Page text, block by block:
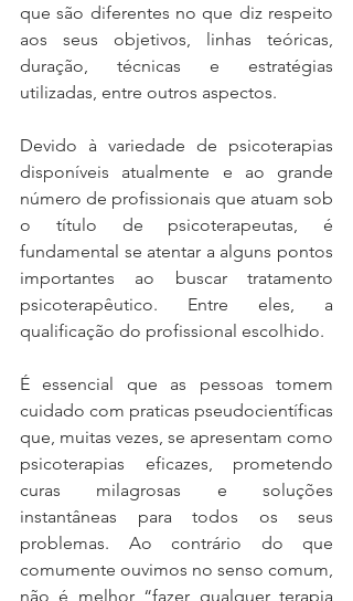
que são diferentes no que diz respeito
aos seus objetivos, linhas teóricas,
duração, técnicas e estratégias
utilizadas, entre outros aspectos.
Devido à variedade de psicoterapias
disponíveis atualmente e ao grande
número de profissionais que atuam sob
o título de psicoterapeutas, é
fundamental se atentar a alguns pontos
importantes ao buscar tratamento
psicoterapêutico. Entre eles, a
qualificação do profissional escolhido.
É essencial que as pessoas tomem
cuidado com praticas pseudocientíficas
que, muitas vezes, se apresentam como
psicoterapias eficazes, prometendo
curas milagrosas e soluções
instantâneas para todos os seus
problemas. Ao contrário do que
comumente ouvimos no senso comum,
não é melhor “fazer qualquer terapia